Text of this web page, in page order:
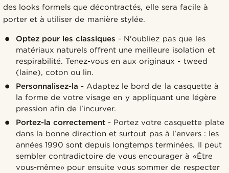
des looks formels que décontractés, elle sera facile à
porter et à utiliser de manière stylée.
Optez pour les classiques - N'oubliez pas que les
matériaux naturels offrent une meilleure isolation et
respirabilité. Tenez-vous en aux originaux - tweed
(laine), coton ou lin.
Personnalisez-la - Adaptez le bord de la casquette à
la forme de votre visage en y appliquant une légère
pression afin de l'incurver.
Portez-la correctement - Portez votre casquette plate
dans la bonne direction et surtout pas à l'envers : les
années 1990 sont depuis longtemps terminées. Il peut
sembler contradictoire de vous encourager à «Être
vous-même» pour ensuite vous sommer de respecter